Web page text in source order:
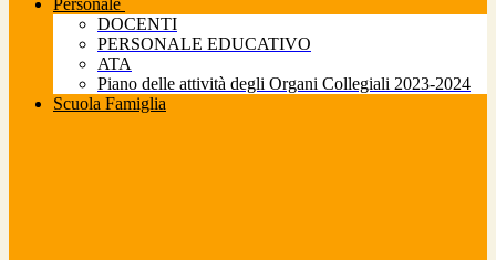
Personale
DOCENTI
PERSONALE EDUCATIVO
ATA
Piano delle attività degli Organi Collegiali 2023-2024
Scuola Famiglia